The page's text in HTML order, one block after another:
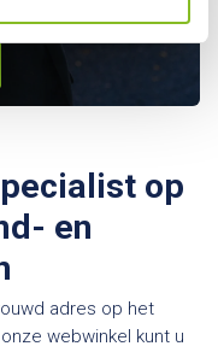
op
en
adres op het
webwinkel kunt u